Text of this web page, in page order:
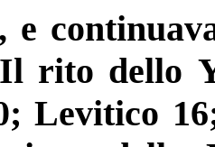
e
Il rito dello
Levitico